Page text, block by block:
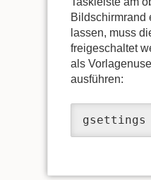
Bildschirmrand
lassen, muss
freigeschaltet
als
ausführen: